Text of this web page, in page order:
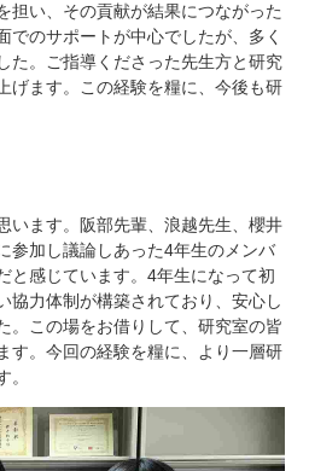
担い、その貢献が結果につながった
でのサポートが中心でしたが、多く
た。ご指導くださった先生方と研究
げます。この経験を糧に、今後も研
います。阪部先輩、浪越先生、櫻井
参加し議論しあった4年生のメンバ
と感じています。4年生になって初
協力体制が構築されており、安心し
。この場をお借りして、研究室の皆
す。今回の経験を糧に、より一層研
。